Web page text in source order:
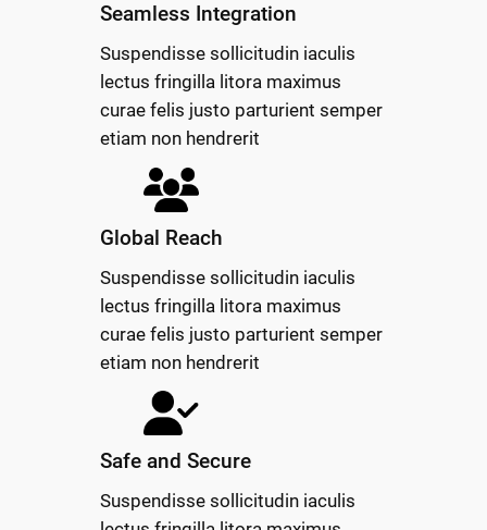
Seamless Integration
Suspendisse sollicitudin iaculis
lectus fringilla litora maximus
curae felis justo parturient semper
etiam non hendrerit
Global Reach
Suspendisse sollicitudin iaculis
lectus fringilla litora maximus
curae felis justo parturient semper
etiam non hendrerit
Safe and Secure
Suspendisse sollicitudin iaculis